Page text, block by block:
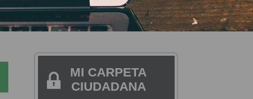
MI CARPETA
CIUDADANA